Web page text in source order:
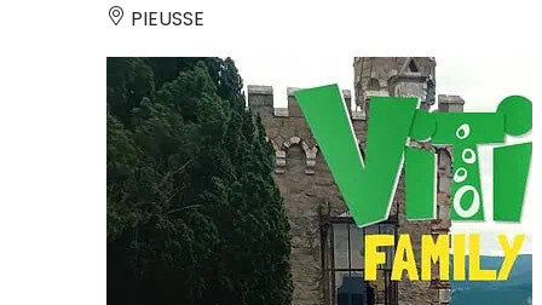
PIEUSSE